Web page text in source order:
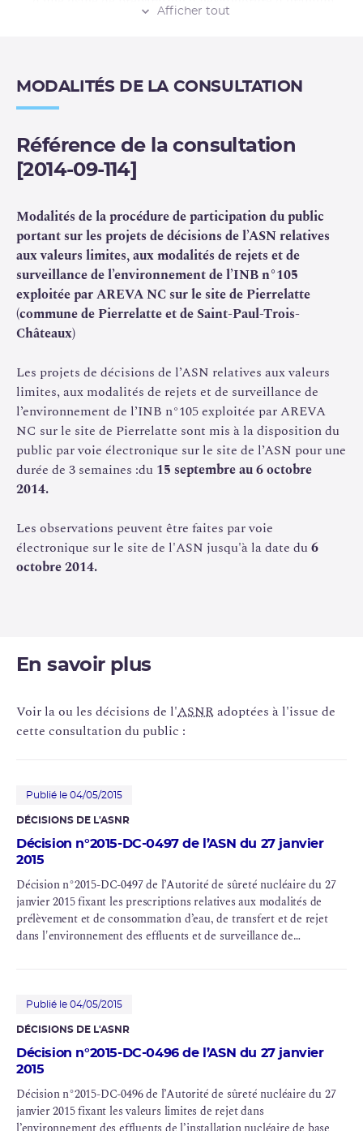
Afficher tout
sur le site du Tricastin ;
rejet dans l’environnement en tritium et carbone 14
des effluents gazeux et liquides de
COMURHEX sur les communes de Pierrelatte et de
Saint Paul-Trois-Châteaux (Drôme) ;
sûreté nucléaire du 4 décembre 2007 portant
prescriptions relatives au transfert et au rejet dans
l’environnement des effluents radioactifs contenant
du tritium et du carbone 14, respectivement liquides
et gazeux, del'installation nucléaire de base n°105,
exploitée par la société pour laconversion
de
l'uranium en métal et l'hexafluorure (COMURHEX)
sur les communes de Pierrelatte et de Saint Paul-
Trois-Châteaux (Drôme).
Dans ces projets de décisions, l’ASN a revu l’ensemble
des prescriptions réglementant les prélèvements d’eau et
les rejets d’effluents du site pour les mettre à jour
conformément aux dispositions introduites par la loi n°
2006-686 du 13 juin 2006 (dite loi
son décret d’application n° 2007-1557 du 2 novembre
2007modifié relatif aux installations nucléaires de base et
au contrôle, en matière de
sûreté nucléaire
l’environnement soumise à l’homologation du
ministre chargé de la sûreté nucléaire,
et une décision définissant les prescriptions relatives
aux modalités de rejets d’effluents, de prélèvements et
de consommation d’eau et de surveillance de
Ces projets de décisions encadrent :
des évolutions concernant la surveillance
environnementale du site AREVA NC du Tricastin : le
déplacement de balises de mesures, le remplacement
de dosimètres, l’ajout d’undosimètreau nord du site,
la modification du seuil d’alerte pour l’activité bêta
globale des filtres piégeant les aérosols
nappe phréatique au sud du site, l’harmonisation du
référentiel et des fréquences de prélèvements entre les
installations du site du Tricastin ;
des modifications de certaines valeurs limites et
modalités de rejets liées à l’arrêt définitif des
procédés de traitement et de fluoration de l’
uranium
MODALITÉS DE LA CONSULTATION
Référence de la consultation
[2014-09-114]
Modalités de la procédure de participation du public
portant sur les projets de décisions de l’ASN relatives
aux valeurs limites, aux modalités de rejets et de
surveillance de l’environnement de l’INB n°105
exploitée par AREVA NC sur le site de Pierrelatte
(commune de Pierrelatte et de Saint-Paul-Trois-
Châteaux)
Les projets de décisions de l’ASN relatives aux valeurs
limites, aux modalités de rejets et de surveillance de
l’environnement de l’INB n°105 exploitée par AREVA
NC sur le site de Pierrelatte sont mis à la disposition du
public par voie électronique sur le site de l’ASN pour une
durée de 3 semaines :du 15 septembre au 6 octobre
2014.
Les observations peuvent être faites par voie
électronique sur le site de l'ASN jusqu'à la date du6
octobre 2014.
En savoir plus
Voir la ou les décisions de l'ASNRadoptées à l'issue de
cette consultation du public :
Publié le 04/05/2015
DÉCISIONS DE L'ASNR
Décision n°2015-DC-0497 de l’ASN du 27 janvier
2015
Décision n°2015-DC-0497 de l’Autorité de sûreté nucléaire du 27
janvier 2015 fixant les prescriptions relatives aux modalités de
prélèvement et de consommation d’eau, de transfert et de rejet
dans l'environnement des effluents et de surveillance de
supprimant la mention « en attente d’homologation de la décision
n°2015-DC-0496 de l’Autorité de sûreté nucléaire du 27 janvier
2015
Publié le 04/05/2015
DÉCISIONS DE L'ASNR
Décision n°2015-DC-0496 de l’ASN du 27 janvier
2015
Décision n°2015-DC-0496 de l’Autorité de sûreté nucléaire du 27
janvier 2015 fixant les valeurs limites de rejet dans